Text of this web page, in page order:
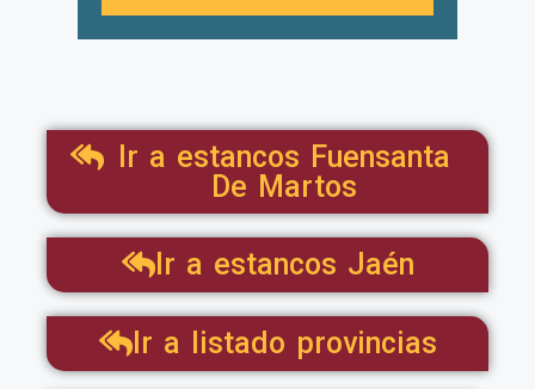
Ir a estancos Fuensanta
De Martos
Ir a estancos Jaén
Ir a listado provincias